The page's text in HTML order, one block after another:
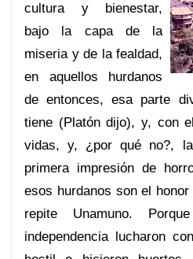
cultura y bienestar,
bajo la capa de la
miseria y de la fealdad,
en aquellos hurdanos
de entonces, esa parte
tiene (Platón dijo), y, con
vidas, y, ¿por qué no?,
primera impresión de
esos hurdanos son el
repite Unamuno.
independencia lucharon